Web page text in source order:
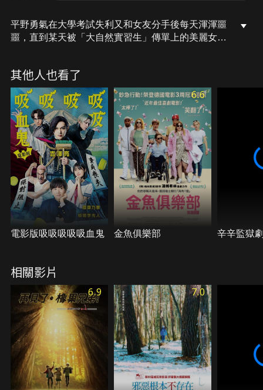
平野勇氣在大學考試失利又和女友分手後每天渾渾噩
噩，直到某天被「大自然實習生」傳單上的美麗女孩
如何逃離這個沒有網路的不毛之地，卻慢慢在靜謐的
山林和村民獨特的人生哲學中，對生活有了不同的看
法…
其他人也看了
電影版吸吸吸吸吸血鬼
6.6
金魚俱樂部 辛辛監獄
相關影片
6.9 7.0